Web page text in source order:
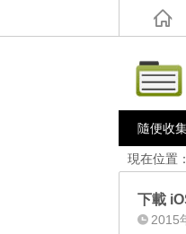
隨便收
現在位置：
下載
2015